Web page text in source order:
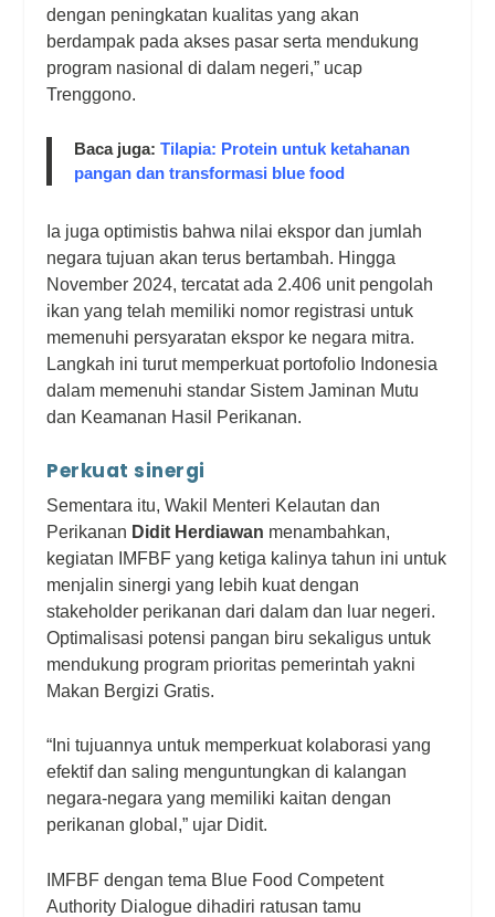
dengan peningkatan kualitas yang akan
berdampak pada akses pasar serta mendukung
program nasional di dalam negeri,” ucap
Trenggono.
Baca juga:Tilapia: Protein untuk ketahanan
pangan dan transformasi blue food
Ia juga optimistis bahwa nilai ekspor dan jumlah
negara tujuan akan terus bertambah. Hingga
November 2024, tercatat ada 2.406 unit pengolah
ikan yang telah memiliki nomor registrasi untuk
memenuhi persyaratan ekspor ke negara mitra.
Langkah ini turut memperkuat portofolio Indonesia
dalam memenuhi standar Sistem Jaminan Mutu
dan Keamanan Hasil Perikanan.
Perkuat sinergi
Sementara itu, Wakil Menteri Kelautan dan
Perikanan Didit Herdiawan menambahkan,
kegiatan IMFBF yang ketiga kalinya tahun ini untuk
menjalin sinergi yang lebih kuat dengan
stakeholder perikanan dari dalam dan luar negeri.
Optimalisasi potensi pangan biru sekaligus untuk
mendukung program prioritas pemerintah yakni
Makan Bergizi Gratis.
“Ini tujuannya untuk memperkuat kolaborasi yang
efektif dan saling menguntungkan di kalangan
negara-negara yang memiliki kaitan dengan
perikanan global,” ujar Didit.
IMFBF dengan tema Blue Food Competent
Authority Dialogue dihadiri ratusan tamu